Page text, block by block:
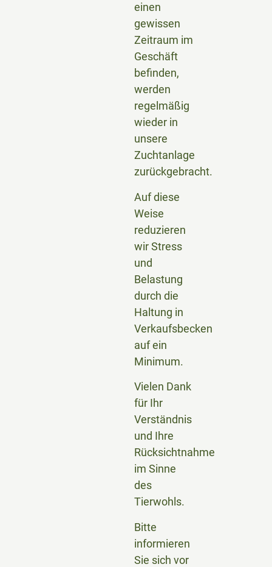
einen
gewissen
Zeitraum im
Geschäft
befinden,
werden
regelmäßig
wieder in
unsere
Zuchtanlage
zurückgebracht.
Auf diese
Weise
reduzieren
wir Stress
und
Belastung
durch die
Haltung in
Verkaufsbecken
auf ein
Minimum.
Vielen Dank
für Ihr
Verständnis
und Ihre
Rücksichtnahme
im Sinne
des
Tierwohls.
Bitte
informieren
Sie sich vor